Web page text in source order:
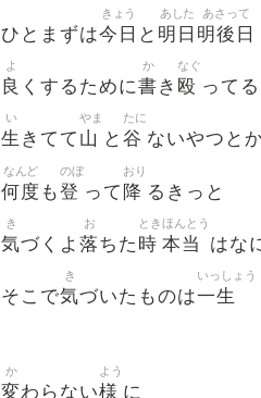
ひとまずは今日
きょう
と 明日
あした
明後日
あさって
良
よ
くするために書
か
き 殴
なぐ
ってる
生
い
きてて 山
やま
と 谷
たに
ないやつと
何度
なんど
も登
のぼ
って 降
おり
るきっと
気
き
づくよ 落
お
ちた 時
とき
本当
ほんとう
はな
そこで気
き
づいたものは一生
いっしょう
変
か
わらない様
よう
に